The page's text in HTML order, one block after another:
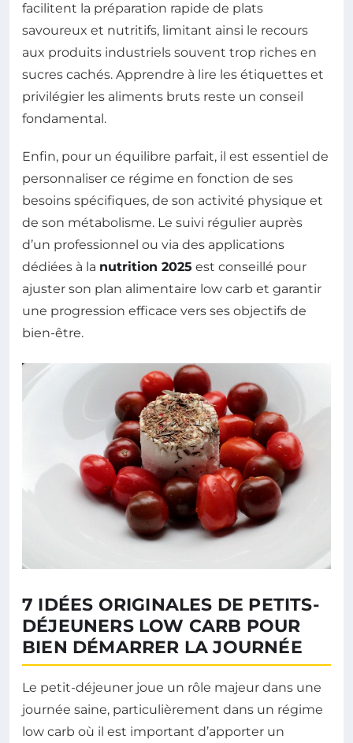
facilitent la préparation rapide de plats
savoureux et nutritifs, limitant ainsi le recours
aux produits industriels souvent trop riches en
sucres cachés. Apprendre à lire les étiquettes et
privilégier les aliments bruts reste un conseil
fondamental.
Enfin, pour un équilibre parfait, il est essentiel de
personnaliser ce régime en fonction de ses
besoins spécifiques, de son activité physique et
de son métabolisme. Le suivi régulier auprès
d’un professionnel ou via des applications
dédiées à la nutrition 2025 est conseillé pour
ajuster son plan alimentaire low carb et garantir
une progression efficace vers ses objectifs de
bien-être.
7 IDÉES ORIGINALES DE PETITS-
DÉJEUNERS LOW CARB POUR
BIEN DÉMARRER LA JOURNÉE
Le petit-déjeuner joue un rôle majeur dans une
journée saine, particulièrement dans un régime
low carb où il est important d’apporter un